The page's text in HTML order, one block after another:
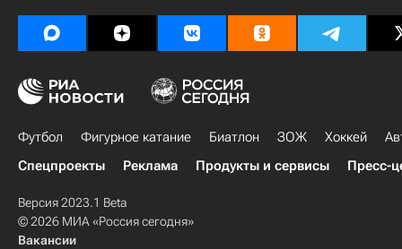
Футбол Фигурное катание Биатлон ЗОЖ Хоккей
Спецпроекты
Реклама Продукты и сервисы Пресс-
Версия 2023.1 Beta
© 2026 МИА «Россия сегодня»
Вакансии